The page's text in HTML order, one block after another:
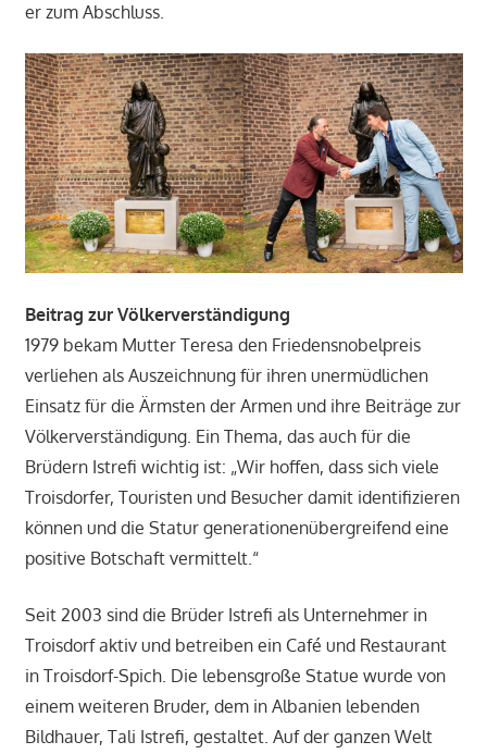
er zum Abschluss.
Beitrag zur Völkerverständigung
1979 bekam Mutter Teresa den Friedensnobelpreis
verliehen als Auszeichnung für ihren unermüdlichen
Einsatz für die Ärmsten der Armen und ihre Beiträge zur
Völkerverständigung. Ein Thema, das auch für die
Brüdern Istrefi wichtig ist: „Wir hoffen, dass sich viele
Troisdorfer, Touristen und Besucher damit identifizieren
können und die Statur generationenübergreifend eine
positive Botschaft vermittelt.“
Seit 2003 sind die Brüder Istrefi als Unternehmer in
Troisdorf aktiv und betreiben ein Café und Restaurant
in Troisdorf-Spich. Die lebensgroße Statue wurde von
einem weiteren Bruder, dem in Albanien lebenden
Bildhauer, Tali Istrefi, gestaltet. Auf der ganzen Welt